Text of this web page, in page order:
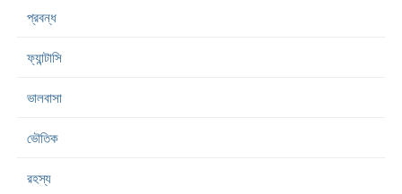
প্রবন্ধ
ফ্যান্টাসি
ভালবাসা
ভৌতিক
রহস্য